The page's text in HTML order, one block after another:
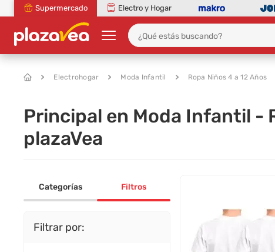
Supermercado Electro y Hogar
Electrohogar Moda Infantil Ropa Niños 4 a 12 Años
Principal en Moda Infantil -
plazaVea
Categorías Filtros
Filtrar por: